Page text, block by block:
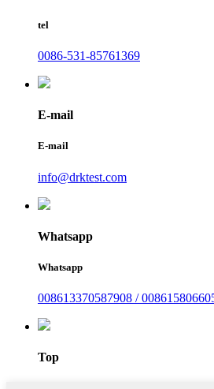
tel
0086-531-85761369
E-mail
E-mail
info@drktest.com
Whatsapp
Whatsapp
008613370587908 /
Top